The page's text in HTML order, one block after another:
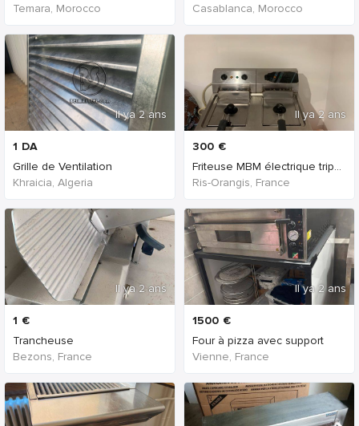
Temara, Morocco
Il ya 2 ans
1 DA
Grille de Ventilation
Khraicia, Algeria
Il ya 2 ans
1 €
Trancheuse
Bezons, France
Casablanca, Morocco
Il ya 2 ans
300 €
Friteuse MBM électrique triphasée 2X8L PRIX NÉGOCI
Ris-Orangis, France
Il ya 2 ans
1500 €
Four à pizza avec support
Vienne, France